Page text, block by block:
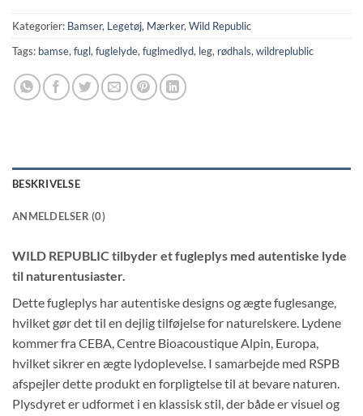
Kategorier: Bamser, Legetøj, Mærker, Wild Republic
Tags: bamse, fugl, fuglelyde, fuglmedlyd, leg, rødhals, wildreplublic
BESKRIVELSE
ANMELDELSER (0)
WILD REPUBLIC tilbyder et fugleplys med autentiske lyde
til naturentusiaster.
Dette fugleplys har autentiske designs og ægte fuglesange,
hvilket gør det til en dejlig tilføjelse for naturelskere. Lydene
kommer fra CEBA, Centre Bioacoustique Alpin, Europa,
hvilket sikrer en ægte lydoplevelse. I samarbejde med RSPB
afspejler dette produkt en forpligtelse til at bevare naturen.
Plysdyret er udformet i en klassisk stil, der både er visuel og